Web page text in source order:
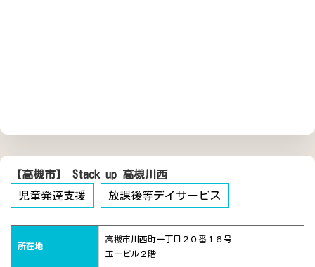
【高槻市】 Stack up 高槻川西
児童発達支援
放課後等デイサービス
所在地
高槻市川西町一丁目２０番１６号
玉一ビル２階